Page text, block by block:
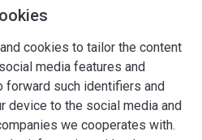
cookies to tailor the content
media features and
forward such identifiers and
device to the social media and
we cooperates with.